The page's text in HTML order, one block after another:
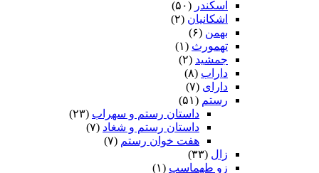
اسکندر (۵۰)
اشکانیان (۲)
بهمن (۶)
تهمورث (۱)
جمشید (۲)
داراب (۸)
دارای (۷)
رستم (۵۱)
داستان رستم و سهراب (۲۳)
داستان رستم و شغاد (۷)
هفت خوان رستم‏ (۷)
زال (۳۳)
زو طهماسپ‏ (۱)